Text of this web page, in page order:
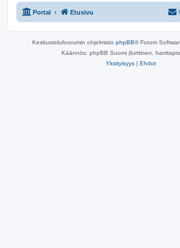
Portal Etusivu
Keskustelufoorumin ohjelmisto phpBB® Forum
Käännös: phpBB Suomi (lurttinen,
Yksityisyys | Ehdot